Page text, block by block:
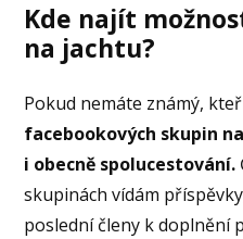
Kde najít
na jachtu?
Pokud nemáte známý,
facebookových skupin
i obecně spolucestování.
skupinách vídám
poslední členy k doplnění